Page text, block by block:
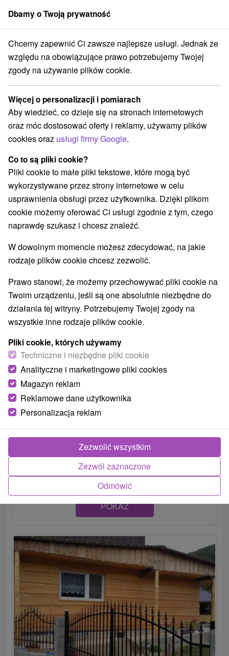
członek grupySorger
na prenájom Stredné Slovensko Banskobystrický kraj Tisovec
Chaty na prenájom Tisovec
Kategorie
Wszystkie kategorie
Apartmány(1)
Chaty na prenájom(2)
Wybierz lokalizację lub datę
WSZYSTKO NAJTAŃSZE NAJDROŻSZE NA
Rodinný dom pod hradom Tisovec
Tisovec
Rodinný domček v Slovenskom rudohorí v malebnom
mestečku Tisovec, ponúka jednoduché ale príjemné...
POKAZ
Dbamy o Twoją prywatność
Chcemy zapewnić Ci zawsze najlepsze usługi. Jednak ze
względu na obowiązujące prawo potrzebujemy Twojej
zgody na używanie plików cookie.
Więcej o personalizacji i pomiarach
Aby wiedzieć, co dzieje się na stronach internetowych
oraz móc dostosować oferty i reklamy, używamy plików
cookies oraz usługi firmy Google.
Co to są pliki cookie?
Pliki cookie to małe pliki tekstowe, które mogą być
wykorzystywane przez strony internetowe w celu
usprawnienia obsługi przez użytkownika. Dzięki plikom
cookie możemy oferować Ci usługi zgodnie z tym, czego
naprawdę szukasz i chcesz znaleźć.
W dowolnym momencie możesz zdecydować, na jakie
rodzaje plików cookie chcesz zezwolić.
Prawo stanowi, że możemy przechowywać pliki cookie na
Twoim urządzeniu, jeśli są one absolutnie niezbędne do
działania tej witryny. Potrzebujemy Twojej zgody na
wszystkie inne rodzaje plików cookie.
Pliki cookie, których używamy
Techniczne i niezbędne pliki cookie
Analityczne i marketingowe pliki cookies
Magazyn reklam
Reklamowe dane użytkownika
Personalizacja reklam
Odmówić
Zezwól zaznaczone
Zezwolić wszystkim